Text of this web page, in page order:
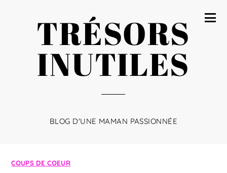
TRÉSORS
INUTILES
BLOG D'UNE MAMAN PASSIONNÉE
COUPS DE COEUR